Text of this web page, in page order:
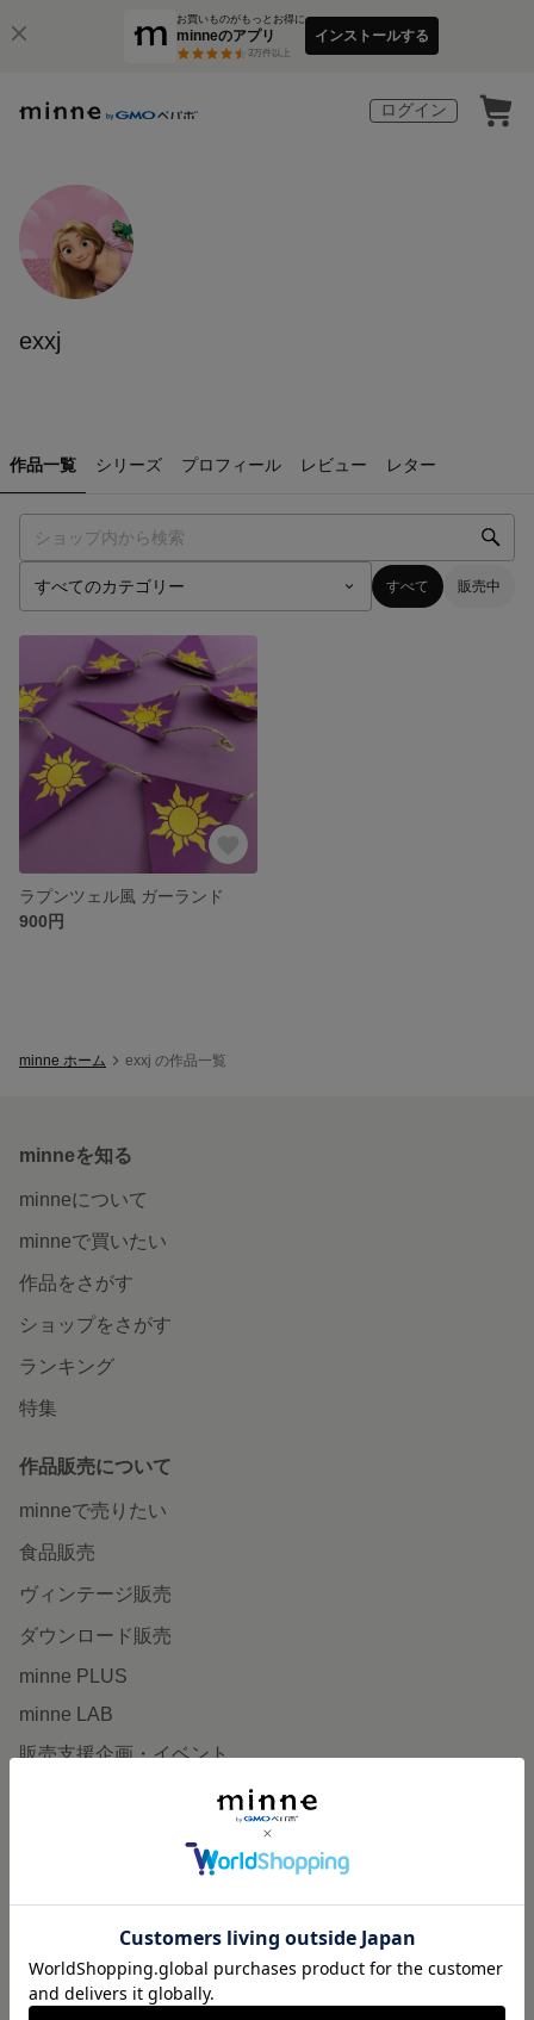
お買いものがもっとお得に
minneのアプリ
3万件以上
インストールする
ログイン
exxj
作品一覧 シリーズ プロフィール レビュー レター
すべて 販売中
ラプンツェル風 ガーランド
900円
minne ホーム exxj の作品一覧
minneを知る
minneについて
minneで買いたい
作品をさがす
ショップをさがす
ランキング
特集
作品販売について
minneで売りたい
食品販売
ヴィンテージ販売
ダウンロード販売
minne PLUS
minne LAB
販売支援企画・イベント
minneとものづくりと
minneの本